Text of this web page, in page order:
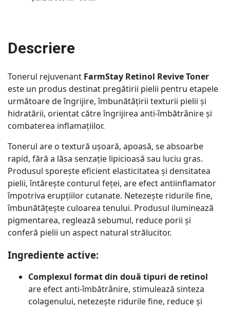
Descriere
Tonerul rejuvenant FarmStay Retinol Revive Toner
este un produs destinat pregătirii pielii pentru etapele
următoare de îngrijire, îmbunătățirii texturii pielii și
hidratării, orientat către îngrijirea anti-îmbătrânire și
combaterea inflamațiilor.
Tonerul are o textură ușoară, apoasă, se absoarbe
rapid, fără a lăsa senzație lipicioasă sau luciu gras.
Produsul sporește eficient elasticitatea și densitatea
pielii, întărește conturul feței, are efect antiinflamator
împotriva erupțiilor cutanate. Netezește ridurile fine,
îmbunătățește culoarea tenului. Produsul iluminează
pigmentarea, reglează sebumul, reduce porii și
conferă pielii un aspect natural strălucitor.
Ingrediente active:
Complexul format din două tipuri de retinol
are efect anti-îmbătrânire, stimulează sinteza
colagenului, netezește ridurile fine, reduce și